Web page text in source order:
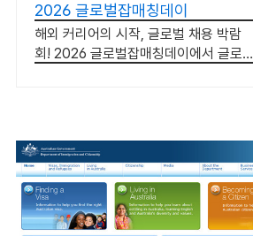
2026 글로벌잡매칭데이
해외 커리어의 시작, 글로벌 채용 박람
회! 2026 글로벌잡매칭데이에서 글로벌